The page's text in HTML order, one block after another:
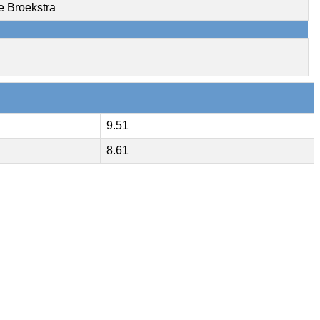
Broekstra
9.51
8.61